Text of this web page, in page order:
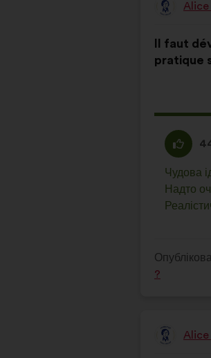
пропозиції:
Il faut
pratique
За
:
Ця
була
оцінена
Чудова
:разів
Надто
:разів
:разів
?